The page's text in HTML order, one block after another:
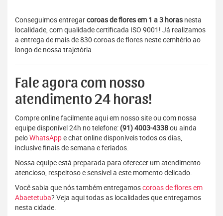
Conseguimos entregarcoroas de flores em 1 a 3 horas nesta
localidade, com qualidade certificada ISO 9001! Já realizamos
a entrega de mais de 830 coroas de flores neste cemitério ao
longo de nossa trajetória.
Fale agora com nosso
atendimento 24 horas!
Compre online facilmente aqui em nosso site ou com nossa
equipe disponível 24h no telefone: (91) 4003-4338ou ainda
peloWhatsAppe chat online disponíveis todos os dias,
inclusive finais de semana e feriados.
Nossa equipe está preparada para oferecer um atendimento
atencioso, respeitoso e sensível a este momento delicado.
Você sabia que nós também entregamoscoroas de flores em
Abaetetuba? Veja aqui todas as localidades que entregamos
nesta cidade.